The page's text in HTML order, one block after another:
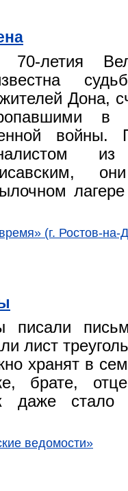
70-летия
Дона,
в
войны.
(г. Ростов-на-
писали
лист
хранят в
брате,
даже
ведомости»